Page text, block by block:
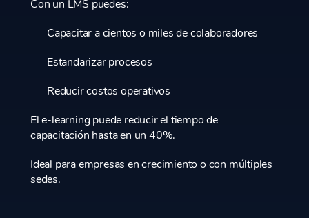
Con un LMS puedes:
Capacitar a cientos o miles de colaboradores
Estandarizar procesos
Reducir costos operativos
El e-learning puede reducir el tiempo de
capacitación hasta en un 40%.
Ideal para empresas en crecimiento o con múltiples
sedes.